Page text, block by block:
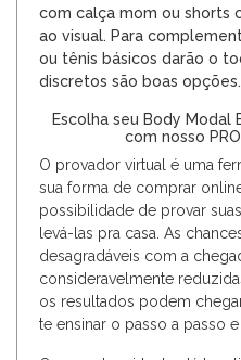
com calça mom ou shorts
ao visual. Para
ou tênis básicos darão o
discretos são boas opções.
Escolha seu Body Modal
com nosso
O provador virtual é uma
sua forma de comprar
possibilidade de provar
levá-las pra casa. As
desagradáveis com a
consideravelmente
os resultados podem
te ensinar o passo a passo